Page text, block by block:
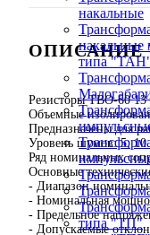
накальные
накальные
типа
типа "ТП"
ОПИСАНИЕ
Резисторы ТВО-60 13
Объемные
Предназначены для
Уровень шумов: 5;
Ряд номинальных
Основные
- Диапазон
- Номинальная
- Предельное
- Допускаемые